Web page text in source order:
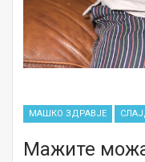
МАШКО ЗДРАВЈЕ
Мажите